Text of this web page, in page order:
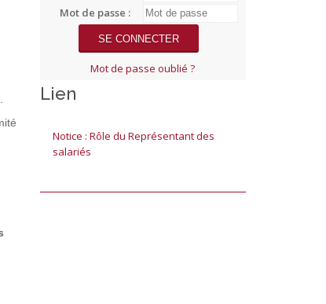
Mot de passe :
Mot de passe oublié ?
Lien
Notice : Rôle du Représentant des
salariés